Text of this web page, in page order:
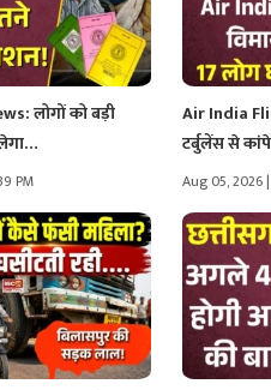
लोगों को बड़ी
PM
Air India
टर्बुलेंस से
Aug 05, 2026